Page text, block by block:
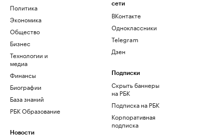
Политика
Экономика
Общество
Бизнес
Технологии и
медиа
Финансы
Биографии
База знаний
РБК Образование
Новости
сети
ВКонтакте
Одноклассники
Telegram
Дзен
Подписки
Скрыть баннеры
на РБК
Подписка на РБК
Корпоративная
подписка